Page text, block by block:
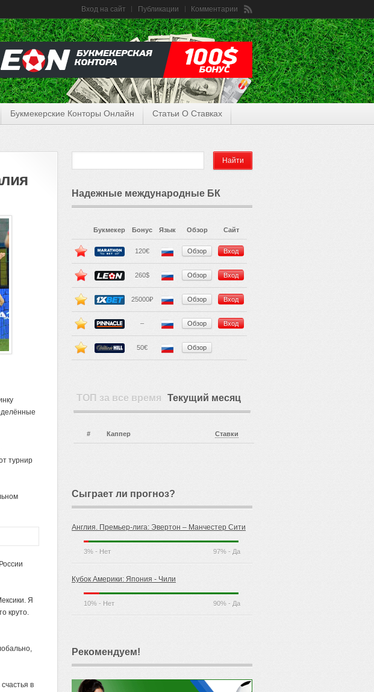
Комментарии
Публикации
Вход на сайт
Букмекерские Конторы Онлайн Статьи О Ставках
турнир
Я
круто.
в
Надежные международные БК
Букмекер Бонус Язык Обзор Сайт
120€ Обзор Вход
260$ Обзор Вход
25000₽ Обзор Вход
– Обзор Вход
50€ Обзор
ТОП за все время Текущий месяц
# Каппер Ставки
Сыграет ли прогноз?
Англия. Премьер-лига: Эвертон – Манчестер Сити
3% - Нет 97% - Да
Кубок Америки: Япония - Чили
10% - Нет 90% - Да
Рекомендуем!